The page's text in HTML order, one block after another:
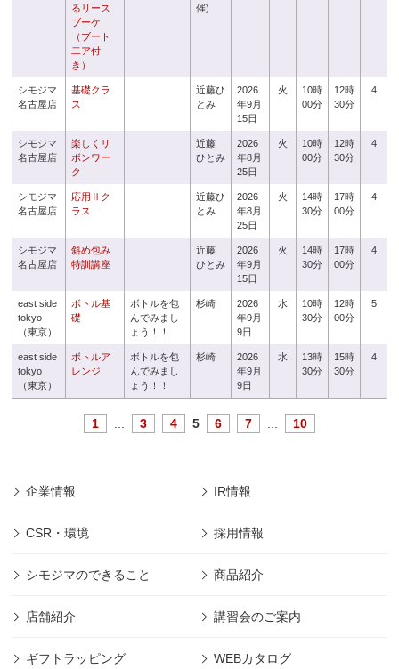
るリース
ブーケ
（ブート
二ア付
き）
催)
シモジマ
名古屋店
基礎クラ
ス
近藤ひ
とみ
2026
年9月
15日
火
10時
00分
12時
30分
4
シモジマ
名古屋店
楽しくリ
ボンワー
ク
近藤
ひとみ
2026
年8月
25日
火
10時
00分
12時
30分
4
シモジマ
名古屋店
応用Ⅱク
ラス
近藤ひ
とみ
2026
年8月
25日
火
14時
30分
17時
00分
4
シモジマ
名古屋店
斜め包み
特訓講座
近藤
ひとみ
2026
年9月
15日
火
14時
30分
17時
00分
4
east side
tokyo
（東京）
ボトル基
礎
ボトルを包
んでみまし
ょう！！
杉崎
2026
年9月
9日
水
10時
30分
12時
00分
5
east side
tokyo
（東京）
ボトルア
レンジ
ボトルを包
んでみまし
ょう！！
杉崎
2026
年9月
9日
水
13時
30分
15時
30分
4
1 3 4 5 6 7 10
企業情報 IR情報
CSR・環境 採用情報
シモジマのできること 商品紹介
店舗紹介 講習会のご案内
ギフトラッピング WEBカタログ